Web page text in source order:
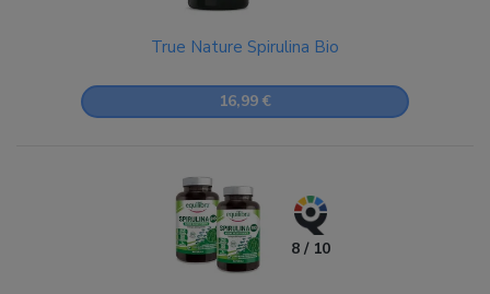
True Nature Spirulina Bio
16,99 €
8 / 10